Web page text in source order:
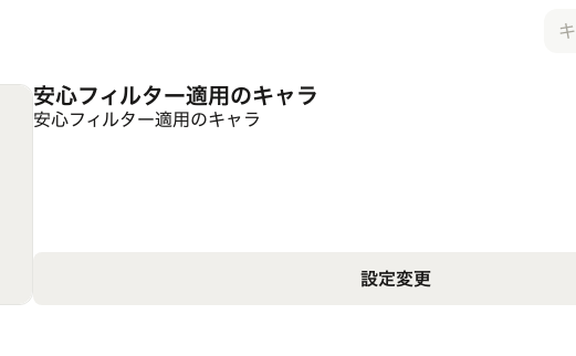
安心フィルター適用のキャラ
安心フィルター適用のキャラ
設定変更